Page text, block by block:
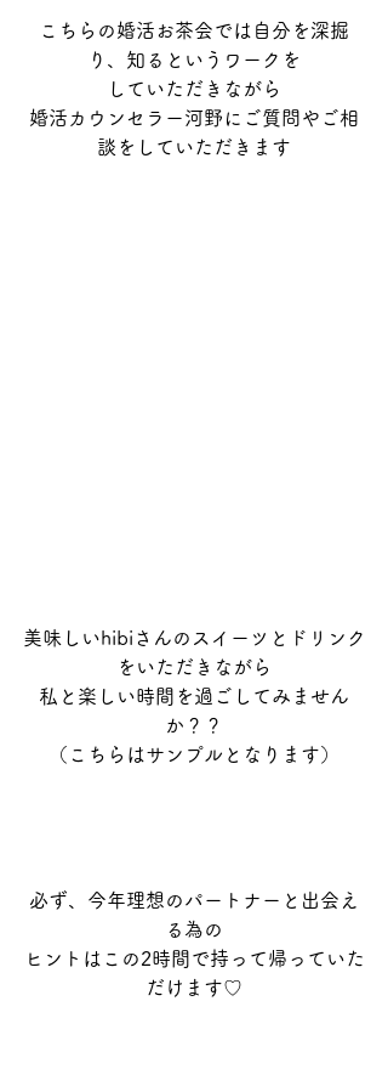
こちらの婚活お茶会では自分を深掘
り、知るというワークを
していただきながら
婚活カウンセラー河野にご質問やご相
談をしていただきます
美味しいhibiさんのスイーツとドリンク
をいただきながら
私と楽しい時間を過ごしてみません
か？？
（こちらはサンプルとなります）
必ず、今年理想のパートナーと出会え
る為の
ヒントはこの2時間で持って帰っていた
だけます♡